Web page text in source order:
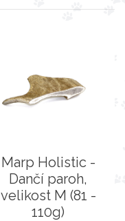
Marp Holistic -
Dančí paroh,
velikost M (81 -
110g)